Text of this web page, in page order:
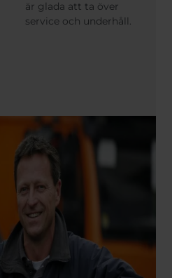
är glada att ta över
service och underhåll.